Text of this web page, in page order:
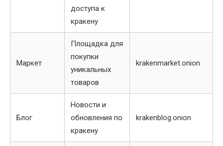
доступа к
кракену
Маркет
Площадка для
покупки
уникальных
товаров
krakenmarket.onion
Блог
Новости и
обновления по
кракену
krakenblog.onion